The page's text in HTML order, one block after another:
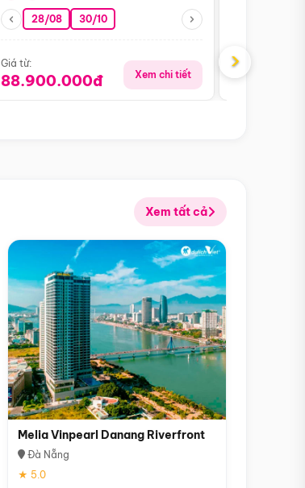
28/08 30/10
Giá từ:
88.900.000đ Xem chi tiết
Giá từ:
›
Xem tất cả
Melia Vinpearl Danang Riverfront
Đà Nẵng
★ 5.0